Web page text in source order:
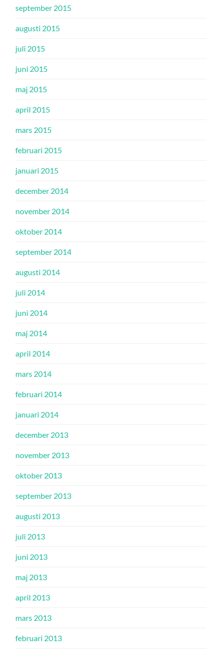
september 2015
augusti 2015
juli 2015
juni 2015
maj 2015
april 2015
mars 2015
februari 2015
januari 2015
december 2014
november 2014
oktober 2014
september 2014
augusti 2014
juli 2014
juni 2014
maj 2014
april 2014
mars 2014
februari 2014
januari 2014
december 2013
november 2013
oktober 2013
september 2013
augusti 2013
juli 2013
juni 2013
maj 2013
april 2013
mars 2013
februari 2013